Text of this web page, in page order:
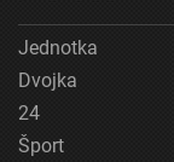
Jednotka
Dvojka
24
Šport